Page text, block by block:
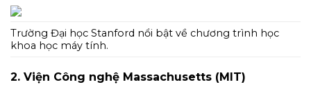
Trường Đại học Stanford nổi bật về chương trình học
khoa học máy tính.
2. Viện Công nghệ Massachusetts (MIT)